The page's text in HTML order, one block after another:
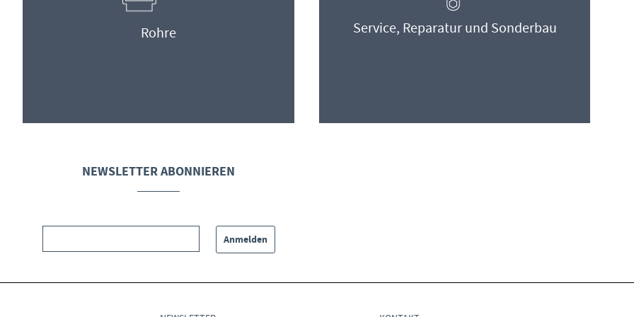
Rohre Service, Reparatur und Sonderbau
NEWSLETTER ABONNIEREN